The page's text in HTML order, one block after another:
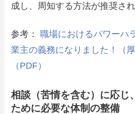
成し、周知する方法が推奨され
参考：職場におけるパワーハ
業主の義務になりました！（厚
（PDF）
相談（苦情を含む）に応じ
ために必要な体制の整備